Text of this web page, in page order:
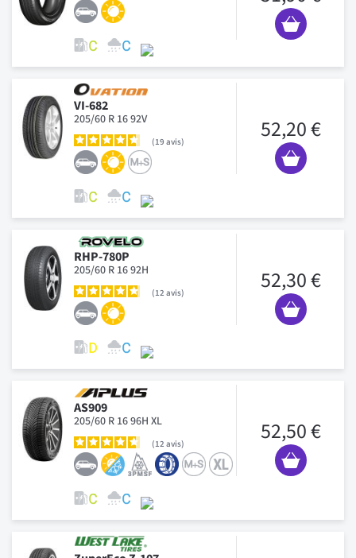
VI-682
205/60 R 16 92V
19 avis 52,20 €
RHP-780P
205/60 R 16 92H
12 avis 52,30 €
AS909
205/60 R 16 96H XL
12 avis 52,50 €